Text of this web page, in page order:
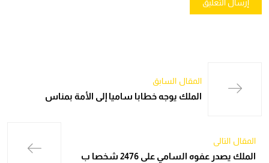
المقال السابق
الملك يوجه خطابا ساميا إلى الأمة بمناس
المقال التالي
الملك يصدر عفوه السامي على 2476 شخصا ب